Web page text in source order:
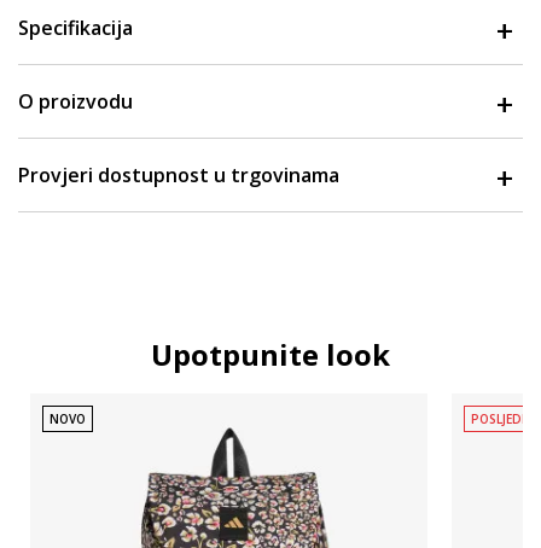
Specifikacija
O proizvodu
Provjeri dostupnost u trgovinama
Upotpunite look
NOVO